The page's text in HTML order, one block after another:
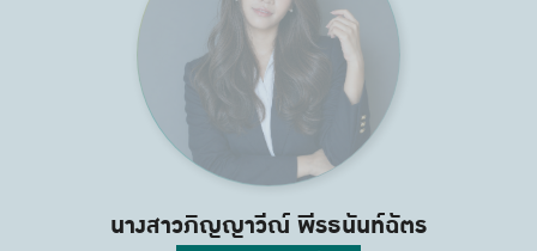
นางสาวภิญญาวีณ์ พีรธนันท์ฉัตร